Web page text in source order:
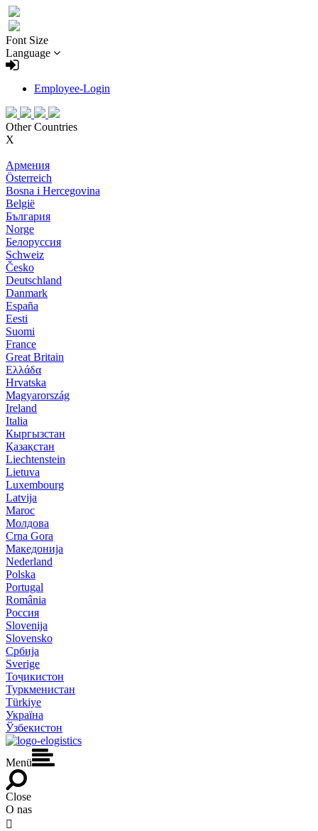
Font Size
Language
Employee-Login
Other Countries
X
Армения
Österreich
Bosna i Hercegovina
België
България
Norge
Белоруссия
Schweiz
Česko
Deutschland
Danmark
España
Eesti
Suomi
France
Great Britain
Ελλάδα
Hrvatska
Magyarország
Ireland
Italia
Кыргызстан
Қазақстан
Liechtenstein
Lietuva
Luxembourg
Latvija
Maroc
Молдова
Crna Gora
Македонија
Nederland
Polska
Portugal
România
Россия
Slovenija
Slovensko
Србија
Sverige
Тоҷикистон
Туркменистан
Türkiye
Україна
Ўзбекистон
Menü
Close
O nas
